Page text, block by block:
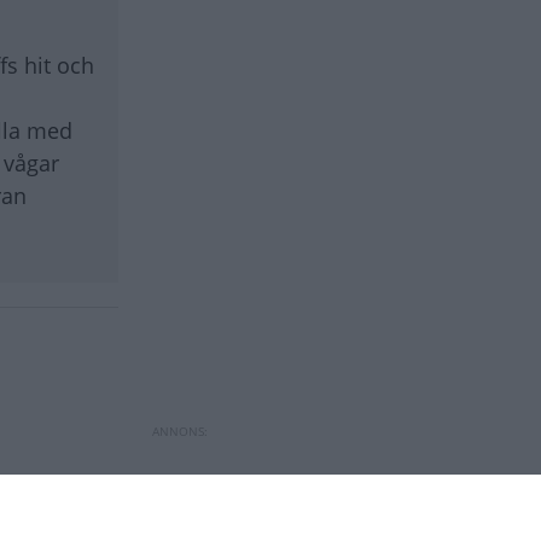
hit och
med